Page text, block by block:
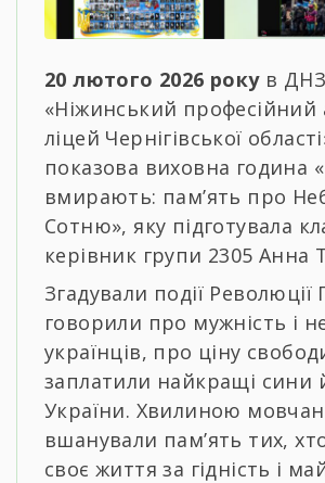
20 лютого 2026 рокув ДНЗ
«Ніжинський професійний
ліцей Чернігівської
показова виховна година
вмирають: пам’ять про
Сотню», яку підготувала
керівник групи 2305 Анна
Згадували події Революції
говорили про мужність і
українців, про ціну
заплатили найкращі сини
України. Хвилиною
вшанували пам’ять тих,
своє життя за гідність і